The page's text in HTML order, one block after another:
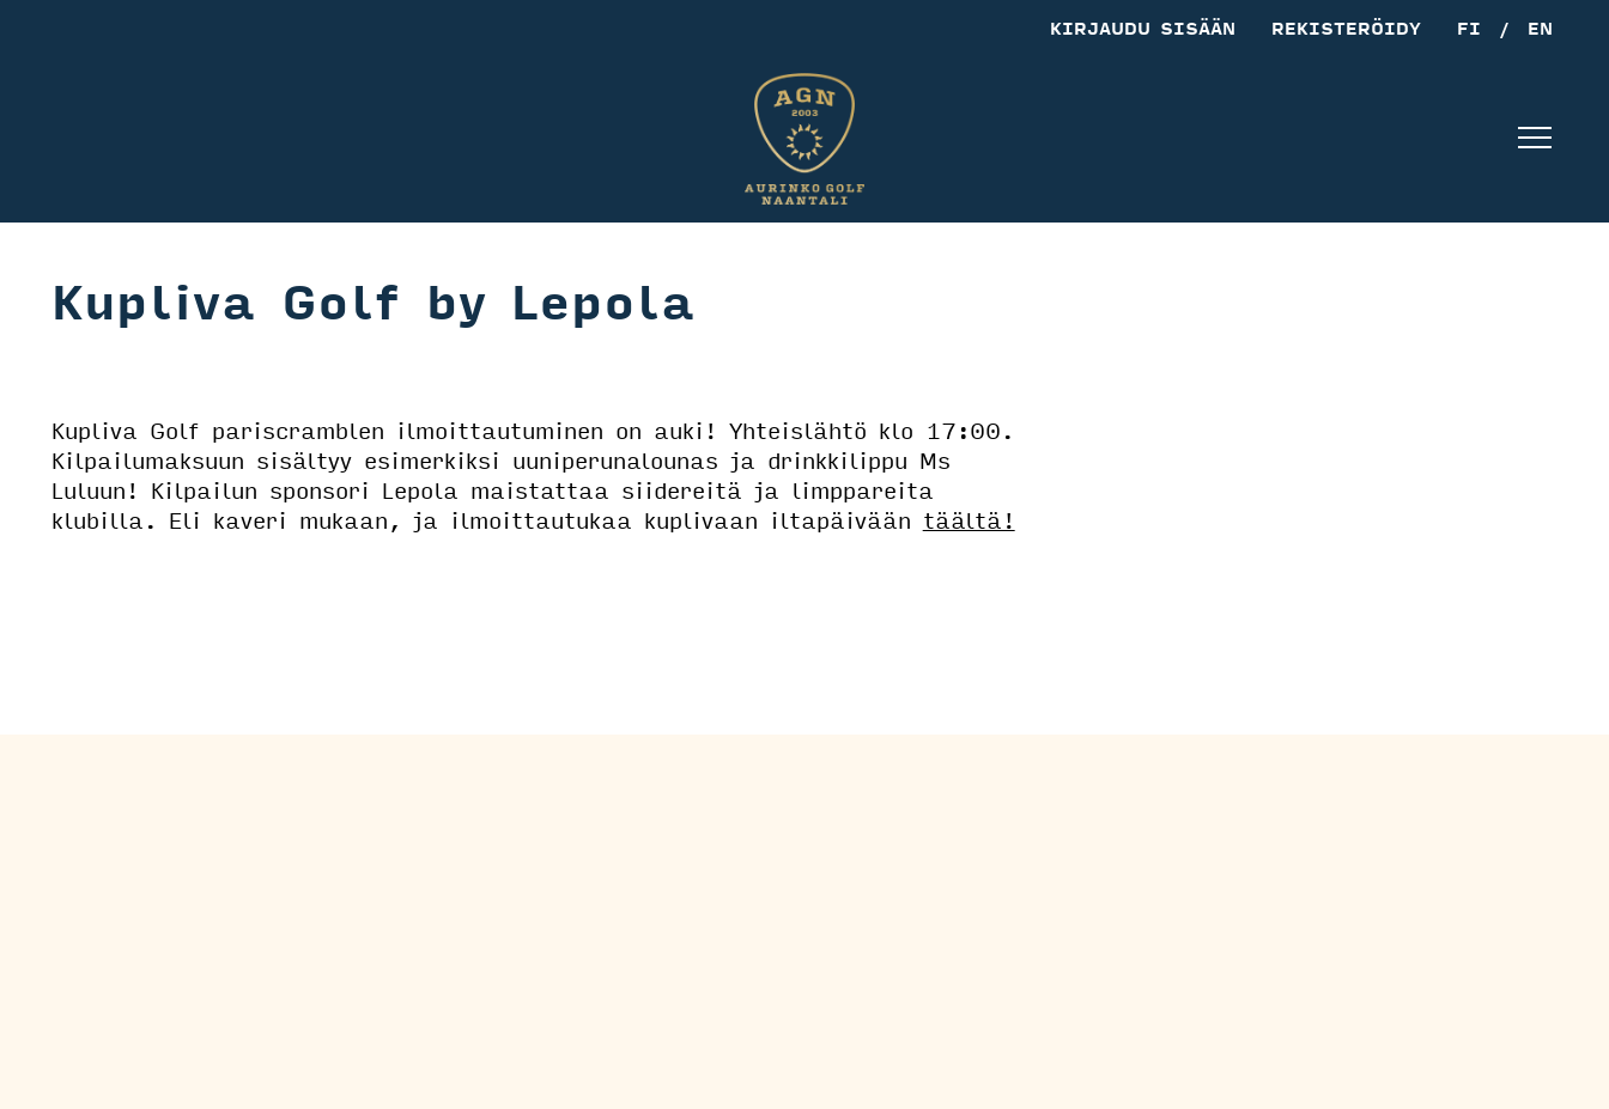
KIRJAUDU SISÄÄN REKISTERÖIDY FI / EN
Kupliva Golf by Lepola
Kupliva Golf pariscramblen ilmoittautuminen on auki! Yhteislähtö klo 17:00.
Kilpailumaksuun sisältyy esimerkiksi uuniperunalounas ja drinkkilippu Ms
Luluun! Kilpailun sponsori Lepola maistattaa siidereitä ja limppareita
klubilla. Eli kaveri mukaan, ja ilmoittautukaa kuplivaan iltapäivään täältä!